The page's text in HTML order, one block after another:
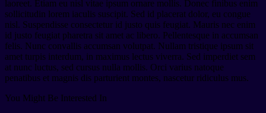
laoreet. Etiam eu nisl vitae ipsum ornare mollis. Donec finibus enim
sollicitudin lorem iaculis suscipit. Sed id placerat dolor, eu congue
nisl. Suspendisse consectetur id justo quis feugiat. Mauris nec enim
id justo feugiat pharetra sit amet ac libero. Pellentesque in accumsan
felis. Nunc convallis accumsan volutpat. Nullam tristique ipsum sit
amet turpis interdum, in maximus lectus viverra. Sed imperdiet sem
at nunc luctus, sed cursus nulla mollis. Orci varius natoque
penatibus et magnis dis parturient montes, nascetur ridiculus mus.
You Might Be Interested In